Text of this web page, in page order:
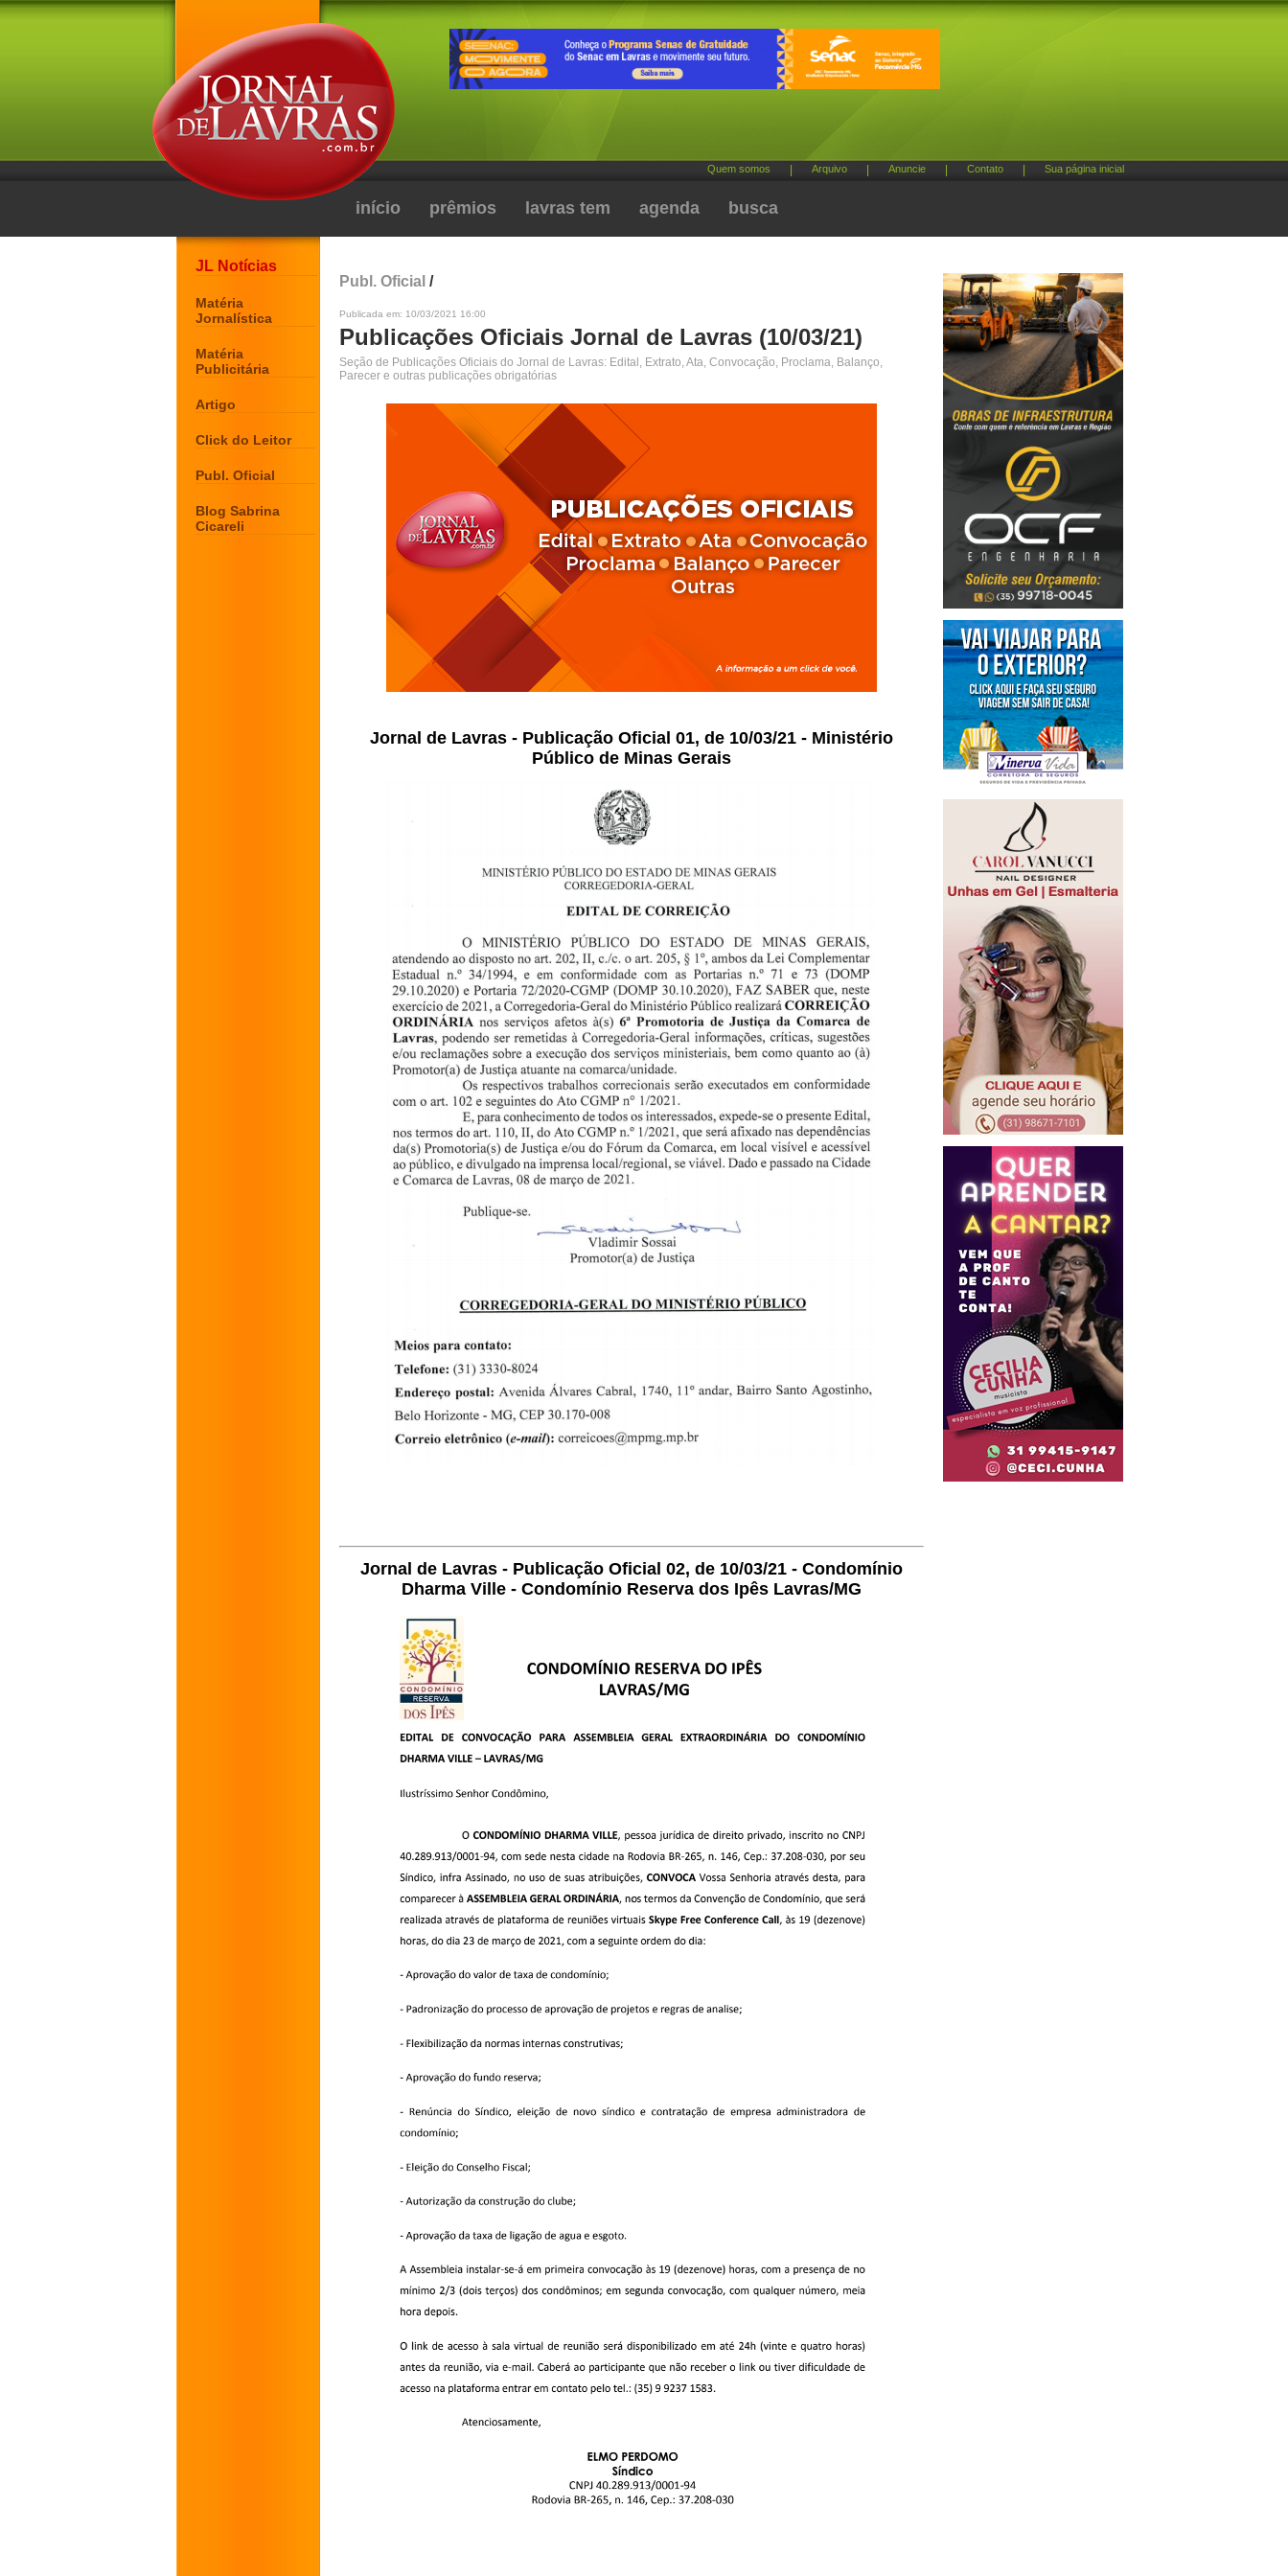
Quem somos Arquivo Anuncie Contato Sua página inicial
início prêmios lavras tem agenda busca
JL Notícias
Matéria
Jornalística
Matéria
Publicitária
Artigo
Click do Leitor
Publ. Oficial
Blog Sabrina
Cicareli
Publ. Oficial /
Publicada em: 10/03/2021 16:00
Publicações Oficiais Jornal de Lavras (10/03/21)
Seção de Publicações Oficiais do Jornal de Lavras: Edital, Extrato, Ata, Convocação, Proclama, Balanço,
Parecer e outras publicações obrigatórias
Jornal de Lavras - Publicação Oficial 01, de 10/03/21 - Ministério
Público de Minas Gerais
Jornal de Lavras - Publicação Oficial 02, de 10/03/21 - Condomínio
Dharma Ville - Condomínio Reserva dos Ipês Lavras/MG